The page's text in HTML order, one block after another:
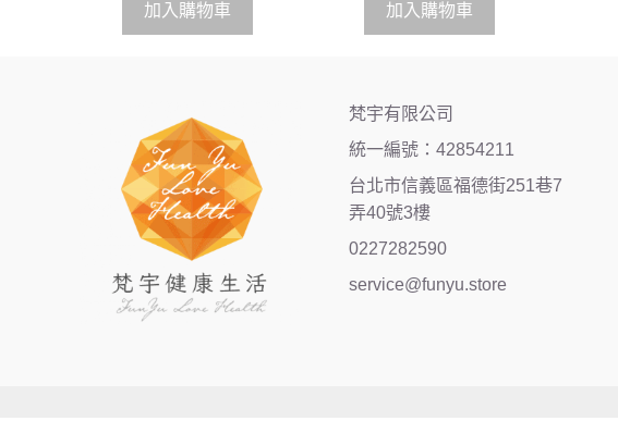
5
加入購物車
5
加入購物車
梵宇有限公司
統一編號：42854211
台北市信義區福德街251巷7
弄40號3樓
0227282590
service@funyu.store